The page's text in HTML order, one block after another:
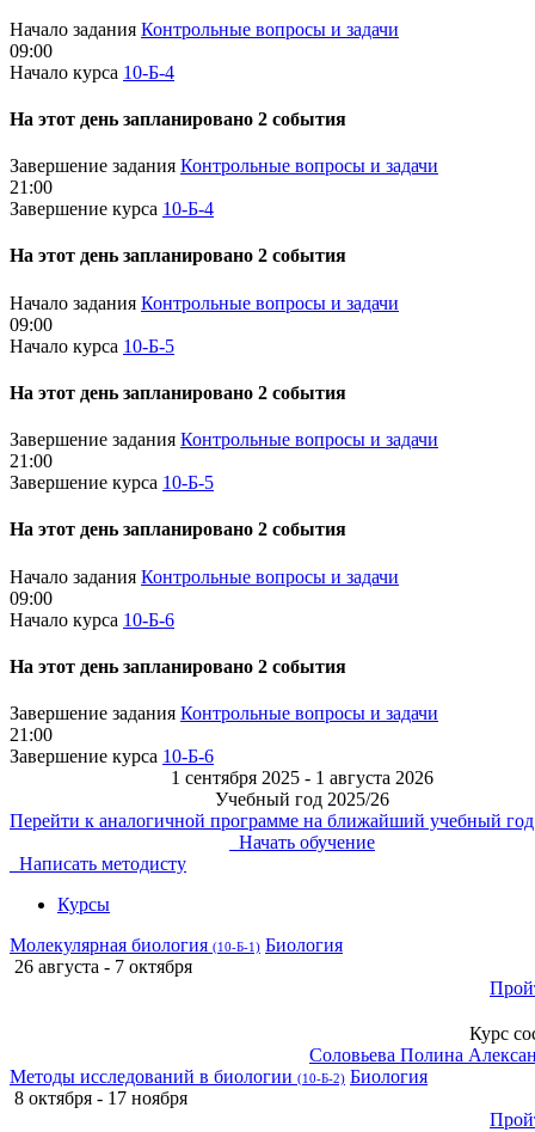
Начало задания Контрольные вопросы и задачи
09:00
Начало курса 10-Б-4
На этот день запланировано 2 события
Завершение задания Контрольные вопросы и задачи
21:00
Завершение курса 10-Б-4
На этот день запланировано 2 события
Начало задания Контрольные вопросы и задачи
09:00
Начало курса 10-Б-5
На этот день запланировано 2 события
Завершение задания Контрольные вопросы и задачи
21:00
Завершение курса 10-Б-5
На этот день запланировано 2 события
Начало задания Контрольные вопросы и задачи
09:00
Начало курса 10-Б-6
На этот день запланировано 2 события
Завершение задания Контрольные вопросы и задачи
21:00
Завершение курса 10-Б-6
1 сентября 2025 - 1 августа 2026
Учебный год 2025/26
Перейти к аналогичной программе на ближайший учебный год
Начать обучение
Написать методисту
Курсы
Молекулярная биология (10-Б-1) Биология
26 августа - 7 октября
Курс
Соловьева Полина
Методы исследований в биологии (10-Б-2) Биология
8 октября - 17 ноября